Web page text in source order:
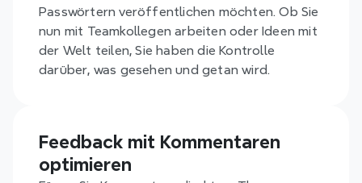
Passwörtern veröffentlichen möchten. Ob Sie
nun mit Teamkollegen arbeiten oder Ideen mit
der Welt teilen, Sie haben die Kontrolle
darüber, was gesehen und getan wird.
Feedback mit Kommentaren
optimieren